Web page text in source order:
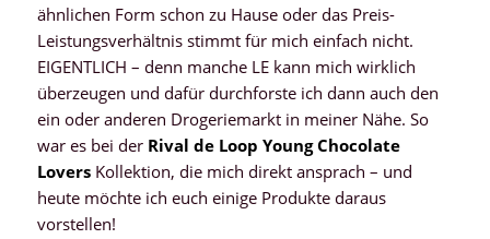
ähnlichen Form schon zu Hause oder das Preis-
Leistungsverhältnis stimmt für mich einfach nicht.
EIGENTLICH – denn manche LE kann mich wirklich
überzeugen und dafür durchforste ich dann auch den
ein oder anderen Drogeriemarkt in meiner Nähe. So
war es bei der Rival de Loop Young Chocolate
LoversKollektion, die mich direkt ansprach – und
heute möchte ich euch einige Produkte daraus
vorstellen!